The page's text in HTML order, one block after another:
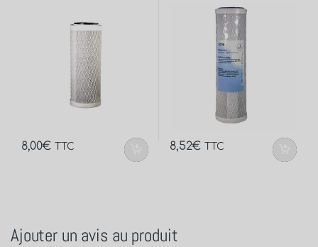
8,00€ TTC 8,52€ TTC
Ajouter un avis au produit